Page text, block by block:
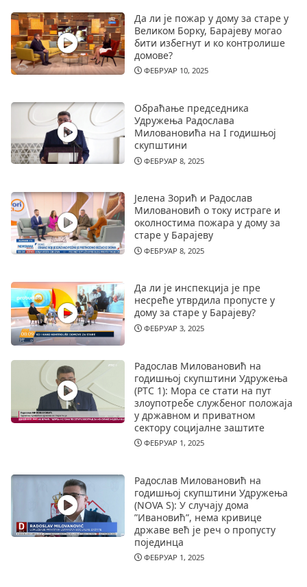
Да ли је пожар у дому за старе у
Великом Борку, Барајеву могао
бити избегнут и ко контролише
домове?
ФЕБРУАР 10, 2025
Обраћање председника
Удружења Радослава
Миловановића на I годишњој
скупштини
ФЕБРУАР 8, 2025
Јелена Зорић и Радослав
Миловановић о току истраге и
околностима пожара у дому за
старе у Барајеву
ФЕБРУАР 8, 2025
Да ли је инспекција је пре
несреће утврдила пропусте у
дому за старе у Барајеву?
ФЕБРУАР 3, 2025
Радослав Миловановић на
годишњој скупштини Удружења
(РТС 1): Мора се стати на пут
злоупотребе службеног положаја
у државном и приватном
сектору социјалне заштите
ФЕБРУАР 1, 2025
Радослав Миловановић на
годишњој скупштини Удружења
(NOVA S): У случају дома
”Ивановић”, нема кривице
државе већ је реч о пропусту
појединца
ФЕБРУАР 1, 2025